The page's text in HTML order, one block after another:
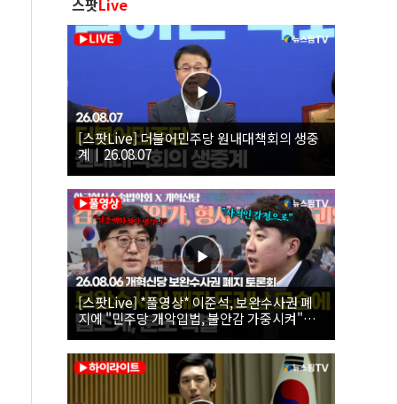
스팟Live
[스팟Live] 더불어민주당 원내대책회의 생중
계｜26.08.07
[스팟Live] *풀영상* 이준석, 보완수사권 폐
지에 "민주당 개악입법, 불안감 가중시켜"｜
26.08.06 개혁신당 보완수사권 폐지 토론회